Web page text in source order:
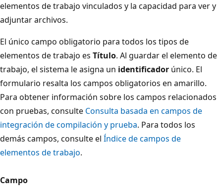
elementos de trabajo vinculados y la capacidad para ver y
adjuntar archivos.
El único campo obligatorio para todos los tipos de
elementos de trabajo es Título. Al guardar el elemento de
trabajo, el sistema le asigna un identificador único. El
formulario resalta los campos obligatorios en amarillo.
Para obtener información sobre los campos relacionados
con pruebas, consulte Consulta basada en campos de
integración de compilación y prueba. Para todos los
demás campos, consulte el Índice de campos de
elementos de trabajo.
Campo